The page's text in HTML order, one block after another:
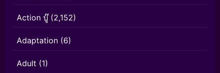
Action บู๊(2,152)
Adaptation (6)
Adult (1)